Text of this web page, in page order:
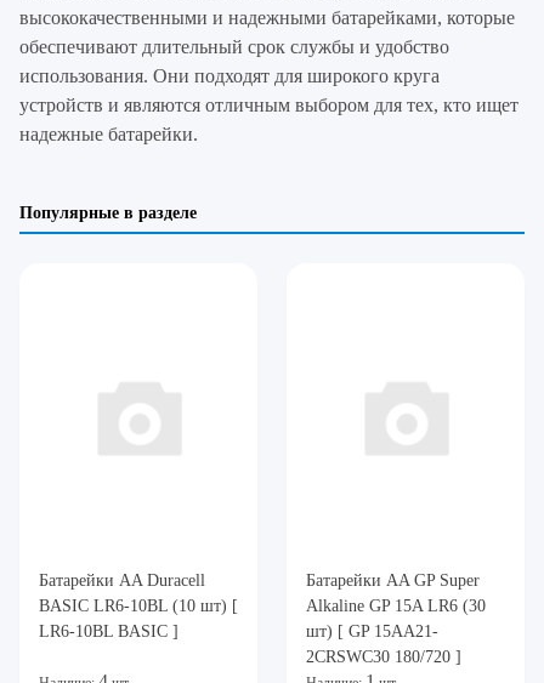
высококачественными и надежными батарейками, которые
обеспечивают длительный срок службы и удобство
использования. Они подходят для широкого круга
устройств и являются отличным выбором для тех, кто ищет
надежные батарейки.
Популярные в разделе
Батарейки AA Duracell
BASIC LR6-10BL (10 шт) [
LR6-10BL BASIC ]
Батарейки AA GP Super
Alkaline GP 15A LR6 (30
шт) [ GP 15AA21-
2CRSWC30 180/720 ]